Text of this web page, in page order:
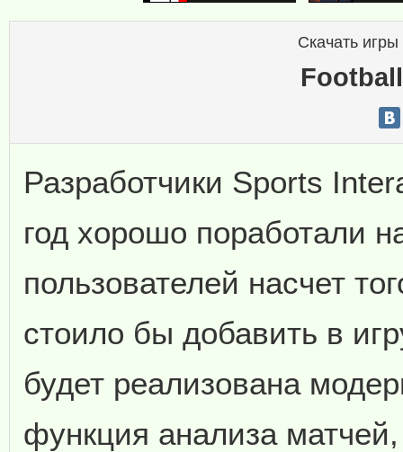
Скачать
Разработчики Sports
год хорошо поработали
пользователей насчет
стоило бы добавить в
будет реализована
функция анализа